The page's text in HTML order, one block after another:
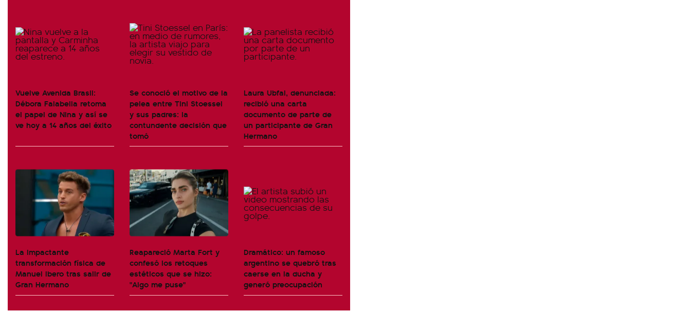
Vuelve Avenida Brasil:
Débora Falabella retoma
el papel de Nina y así se
ve hoy a 14 años del éxito
Se conoció el motivo de la
pelea entre Tini Stoessel
y sus padres: la
contundente decisión que
tomó
Laura Ubfal, denunciada:
recibió una carta
documento de parte de
un participante de Gran
Hermano
La impactante
transformación física de
Manuel Ibero tras salir de
Gran Hermano
Reapareció Marta Fort y
confesó los retoques
estéticos que se hizo:
"Algo me puse"
Dramático: un famoso
argentino se quebró tras
caerse en la ducha y
generó preocupación